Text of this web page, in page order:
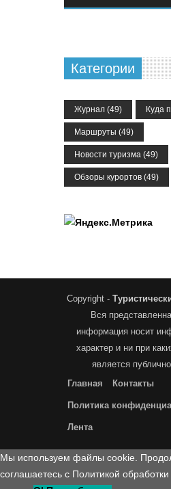
Категории
Журнал (49) Куда
Маршруты (49)
Новости туризма (49)
Обзоры курортов (49)
Copyright -
Вся
информация носит
характер и ни при
является
Главная
Контакты
Политика
Лента
Мы используем файлы cookie.
соглашаетесь с Политикой